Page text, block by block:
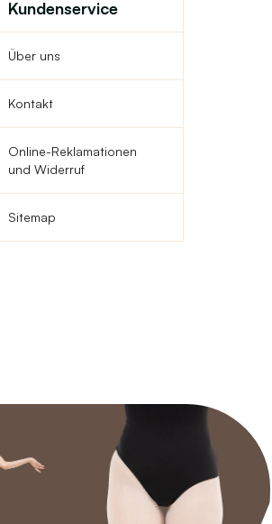
Kundenservice
Über uns
Kontakt
Online-Reklamationen
und Widerruf
Sitemap